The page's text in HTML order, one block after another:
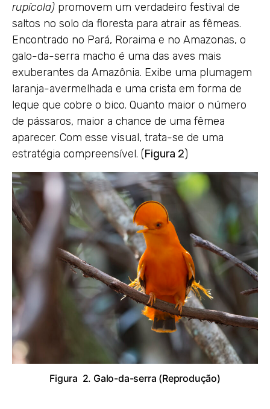
rupícola) promovem um verdadeiro festival de
saltos no solo da floresta para atrair as fêmeas.
Encontrado no Pará, Roraima e no Amazonas, o
galo-da-serra macho é uma das aves mais
exuberantes da Amazônia. Exibe uma plumagem
laranja-avermelhada e uma crista em forma de
leque que cobre o bico. Quanto maior o número
de pássaros, maior a chance de uma fêmea
aparecer. Com esse visual, trata-se de uma
estratégia compreensível. (Figura 2)
Figura 2. Galo-da-serra (Reprodução)